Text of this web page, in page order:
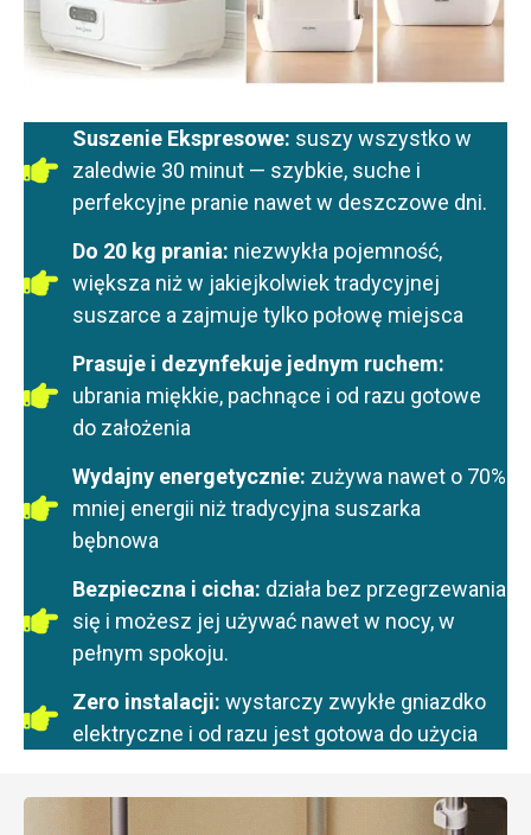
Suszenie Ekspresowe: suszy wszystko w
zaledwie 30 minut — szybkie, suche i
perfekcyjne pranie nawet w deszczowe dni.
Do 20 kg prania: niezwykła pojemność,
większa niż w jakiejkolwiek tradycyjnej
suszarce a zajmuje tylko połowę miejsca
Prasuje i dezynfekuje jednym ruchem:
ubrania miękkie, pachnące i od razu gotowe
do założenia
Wydajny energetycznie: zużywa nawet o 70%
mniej energii niż tradycyjna suszarka
bębnowa
Bezpieczna i cicha: działa bez przegrzewania
się i możesz jej używać nawet w nocy, w
pełnym spokoju.
Zero instalacji: wystarczy zwykłe gniazdko
elektryczne i od razu jest gotowa do użycia